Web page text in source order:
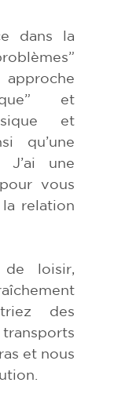
dans la
et
et
qu’une
J’ai une
vous
relation
loisir,
des
transports
et nous